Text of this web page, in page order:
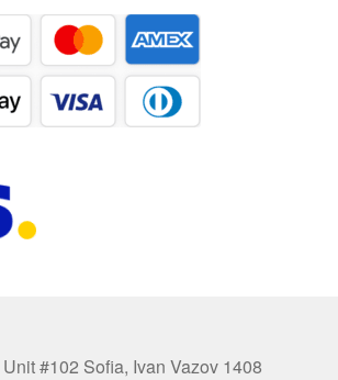
#102 Sofia, Ivan Vazov 1408